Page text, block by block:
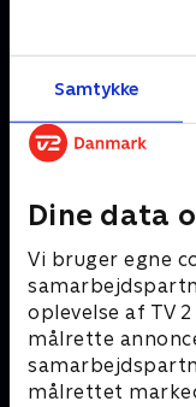
Samtykke
Dine data
Vi bruger egne
oplevelse af TV
målrette
målrettet
antropologer, der
Mere indhold